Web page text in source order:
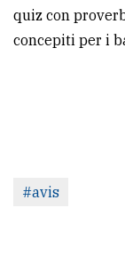
quiz con
concepiti per i
#avis